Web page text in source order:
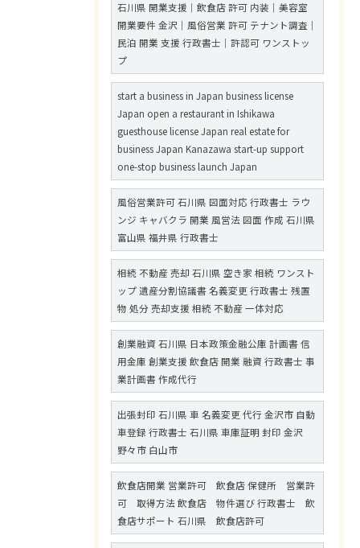
石川県 開業支援｜飲食店 許可 内装｜美容室
開業要件 金沢｜風俗営業 許可 テナント調査｜
民泊 開業 支援 行政書士｜許認可 ワンストッ
プ
start a business in Japan business license
Japan open a restaurant in Ishikawa
guesthouse license Japan real estate for
business Japan Kanazawa start-up support
one-stop business launch Japan
風俗営業許可 石川県 図面対応 行政書士 ラウ
ンジ キャバクラ 開業 風営法 図面 作成 石川県
富山県 福井県 行政書士
相続 不動産 売却 石川県 空き家 相続 ワンスト
ップ 遺産分割協議書 名義変更 行政書士 残置
物 処分 売却支援 相続 不動産 一体対応
創業融資 石川県 日本政策金融公庫 計画書 信
用金庫 創業支援 飲食店 開業 融資 行政書士 事
業計画書 作成代行
出張封印 石川県 車 名義変更 代行 金沢市 自動
車登録 行政書士 石川県 車庫証明 封印 金沢
野々市 白山市
飲食店開業 営業許可 飲食店 保健所 営業許
可 取得方法 飲食店 物件選び 行政書士 飲
食店サポート 石川県 飲食店許可